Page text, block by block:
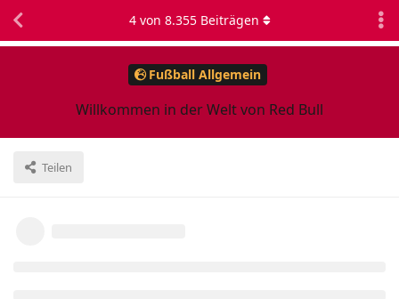
Fußball Allgemein
Willkommen in der Welt von Red Bull
Teilen
4von 8.355Beiträgen